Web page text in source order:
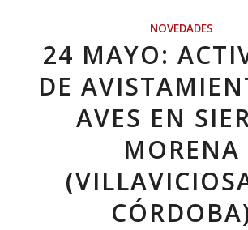
NOVEDADES
24 MAYO:
DE
AVES EN
MORENA